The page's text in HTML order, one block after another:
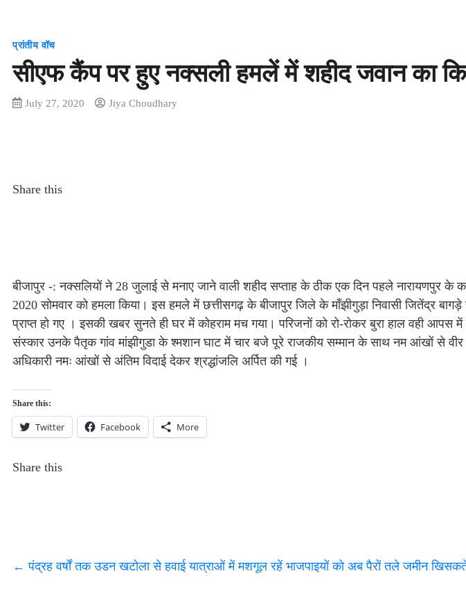
प्रांतीय वॉच
सीएफ कैंप पर हुए नक्सली हमलें में शहीद जवान का
July 27, 2020 Jiya Choudhary
Share this
बीजापुर -: नक्सलियों ने 28 जुलाई से मनाए जाने वाली शहीद सप्ताह के ठीक एक दिन पहले नारायणपुर के
2020 सोमवार को हमला किया। इस हमले में छत्तीसगढ़ के बीजापुर जिले के माँझीगुड़ा निवासी जितेंद्र
प्राप्त हो गए । इसकी खबर सुनते ही घर में कोहराम मच गया। परिजनों को रो-रोकर बुरा हाल वही
संस्कार उनके पैतृक गांव मांझीगुडा के श्मशान घाट में चार बजे पूरे राजकीय सम्मान के साथ नम आंखों से
अधिकारी नमः आंखों से अंतिम विदाई देकर श्रद्धांजलि अर्पित की गई ।
Share this:
Twitter Facebook More
Share this
← पंद्रह वर्षों तक उडन खटोला से हवाई यात्राओं में मशगूल रहें भाजपाइयों को अब पैरों तले जमीन